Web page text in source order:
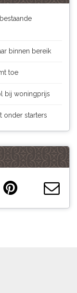
binnen bereik
toe
bij woningprijs
onder starters